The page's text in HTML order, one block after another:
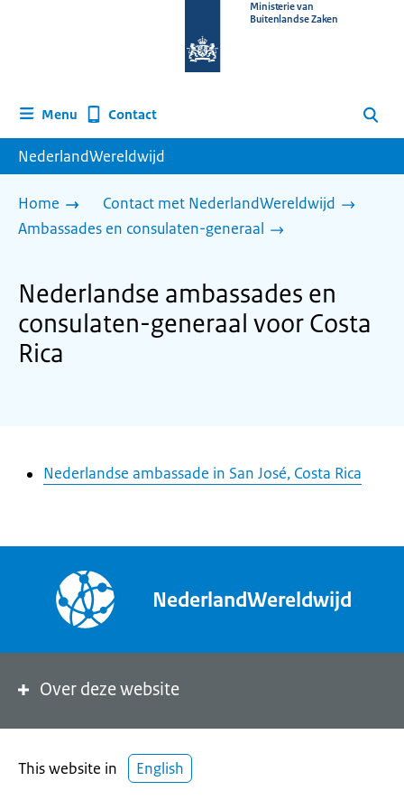
homepage
Ministerie van
Buitenlandse Zaken
Menu Contact Zoeken
NederlandWereldwijd
Home
Contact met NederlandWereldwijd
Ambassades en consulaten-generaal
Nederlandse ambassades en
consulaten-generaal voor Costa
Rica
Nederlandse ambassade in San José, Costa Rica
NederlandWereldwijd
Over deze website
This website in English